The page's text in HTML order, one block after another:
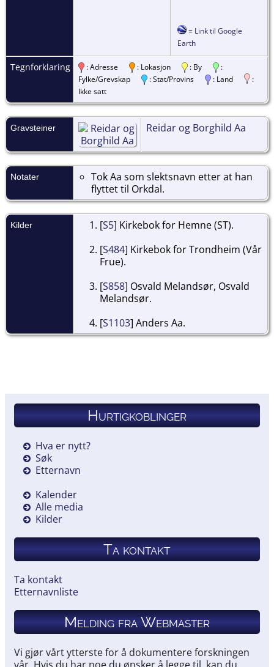
= Link til Google
Earth
Tegnforklaring : Adresse : Lokasjon : By
:
Fylke/Grevskap
: Stat/Provins : Land
:
Ikke satt
Gravsteiner Reidar og Borghild Aa
Notater
Tok Aa som slektsnavn etter at han
flyttet til Orkdal.
Kilder [S5] Kirkebok for Hemne (ST).
[S484] Kirkebok for Trondheim (Vår
Frue).
[S858] Osvald Melandsør, Osvald
Melandsør.
[S1103] Anders Aa.
Hurtigkoblinger
Hva er nytt?
Søk
Etternavn
Kalender
Alle media
Kilder
Ta kontakt
Ta kontakt
Etternavnliste
Melding fra Webmaster
Vi gjør vårt ytterste for å dokumentere forskningen
vår. Hvis du har noe du ønsker å legge til, kan du